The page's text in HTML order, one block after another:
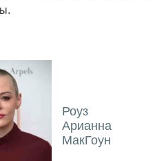
Роуз
Арианна
МакГоун